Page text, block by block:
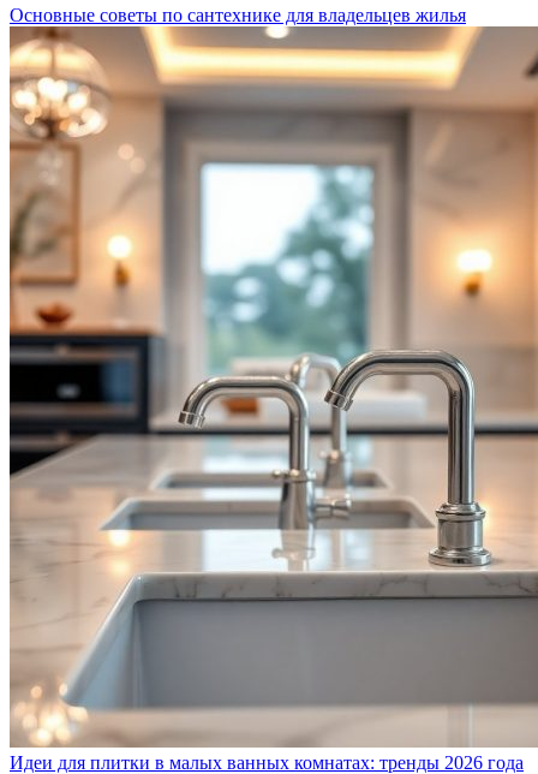
Основные советы по сантехнике для владельцев жилья
Идеи для плитки в малых ванных комнатах: тренды 2026 года